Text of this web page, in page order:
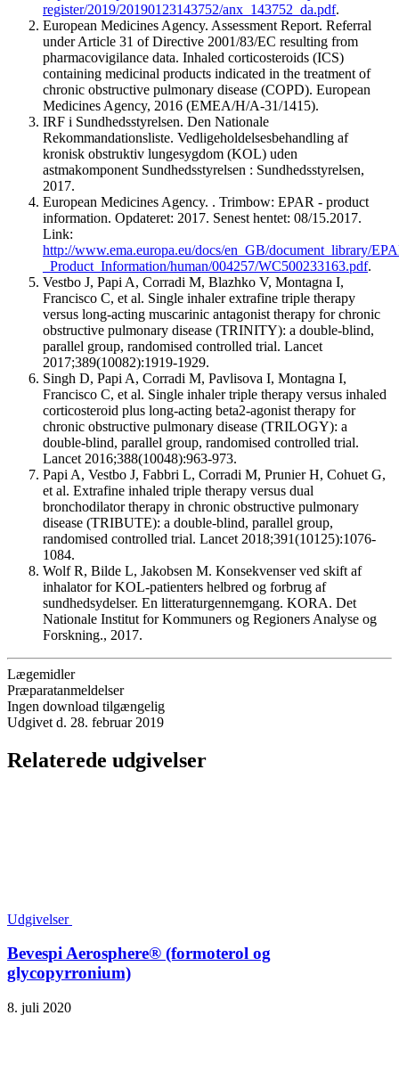
register/2019/20190123143752/anx_143752_da.pdf.
European Medicines Agency. Assessment Report. Referral
under Article 31 of Directive 2001/83/EC resulting from
pharmacovigilance data. Inhaled corticosteroids (ICS)
containing medicinal products indicated in the treatment of
chronic obstructive pulmonary disease (COPD). European
Medicines Agency, 2016 (EMEA/H/A-31/1415).
IRF i Sundhedsstyrelsen. Den Nationale
Rekommandationsliste. Vedligeholdelsesbehandling af
kronisk obstruktiv lungesygdom (KOL) uden
astmakomponent Sundhedsstyrelsen : Sundhedsstyrelsen,
2017.
European Medicines Agency. . Trimbow: EPAR - product
information. Opdateret: 2017. Senest hentet: 08/15.2017.
Link:
http://www.ema.europa.eu/docs/en_GB/document_library/
_Product_Information/human/004257/WC500233163.pdf.
Vestbo J, Papi A, Corradi M, Blazhko V, Montagna I,
Francisco C, et al. Single inhaler extrafine triple therapy
versus long-acting muscarinic antagonist therapy for chronic
obstructive pulmonary disease (TRINITY): a double-blind,
parallel group, randomised controlled trial. Lancet
2017;389(10082):1919-1929.
Singh D, Papi A, Corradi M, Pavlisova I, Montagna I,
Francisco C, et al. Single inhaler triple therapy versus inhaled
corticosteroid plus long-acting beta2-agonist therapy for
chronic obstructive pulmonary disease (TRILOGY): a
double-blind, parallel group, randomised controlled trial.
Lancet 2016;388(10048):963-973.
Papi A, Vestbo J, Fabbri L, Corradi M, Prunier H, Cohuet G,
et al. Extrafine inhaled triple therapy versus dual
bronchodilator therapy in chronic obstructive pulmonary
disease (TRIBUTE): a double-blind, parallel group,
randomised controlled trial. Lancet 2018;391(10125):1076-
1084.
Wolf R, Bilde L, Jakobsen M. Konsekvenser ved skift af
inhalator for KOL-patienters helbred og forbrug af
sundhedsydelser. En litteraturgennemgang. KORA. Det
Nationale Institut for Kommuners og Regioners Analyse og
Forskning., 2017.
Lægemidler
Præparatanmeldelser
Ingen download tilgængelig
Udgivet d. 28. februar 2019
Relaterede udgivelser
Udgivelser
Bevespi Aerosphere® (formoterol og
glycopyrronium)
8. juli 2020